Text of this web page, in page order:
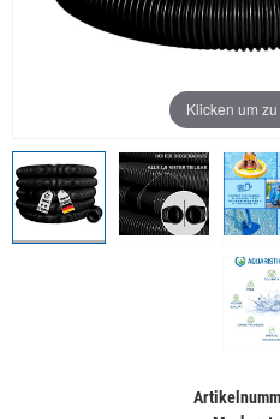
Klicken um